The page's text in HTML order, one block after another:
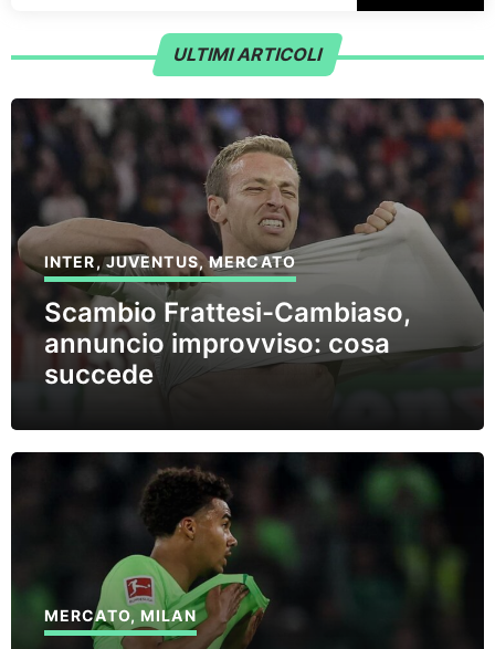
ULTIMI ARTICOLI
INTER,JUVENTUS,MERCATO
Scambio Frattesi-Cambiaso,
annuncio improvviso: cosa
succede
MERCATO, MILAN